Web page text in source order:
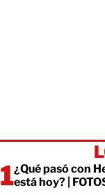
¿Qué pasó con
está hoy? |